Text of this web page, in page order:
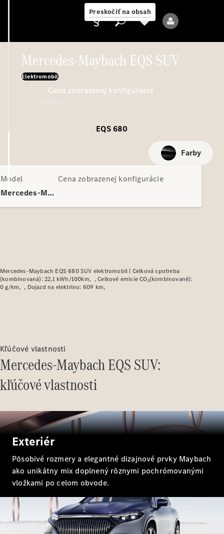
Preskočiť na obsah
Poskytovateľ
Všetky modely
Nové modely
CLA
CLA
Trieda C
sedan
Trieda
sedan
EQE Elektromobil
EQS Elektromobil
Trieda E
sedan
Trieda S
Trieda S
sedan dlhá
verzia
Mercedes-
Maybach
Trieda S
Mercedes-Maybach EQS SUV
Elektromobil
Cena zobrazenej konfigurácie
EQS 680
Farby
Model
Mercedes-Maybach EQS SUV
Cena zobrazenej konfigurácie
Mercedes-Maybach EQS 680 SUV elektromobil | Celková spotreba
(kombinovaná): 22,1 kWh/100km
Celkové emisie CO₂(kombinované):
0 g/km
Dojazd na elektrinu: 609 km
Kľúčové vlastnosti
Mercedes-Maybach EQS SUV:
kľúčové vlastnosti
Exteriér
Pôsobivé rozmery a elegantné dizajnové prvky Maybach
ako unikátny mix doplnený rôznymi pochrómovanými
vložkami po celom obvode.